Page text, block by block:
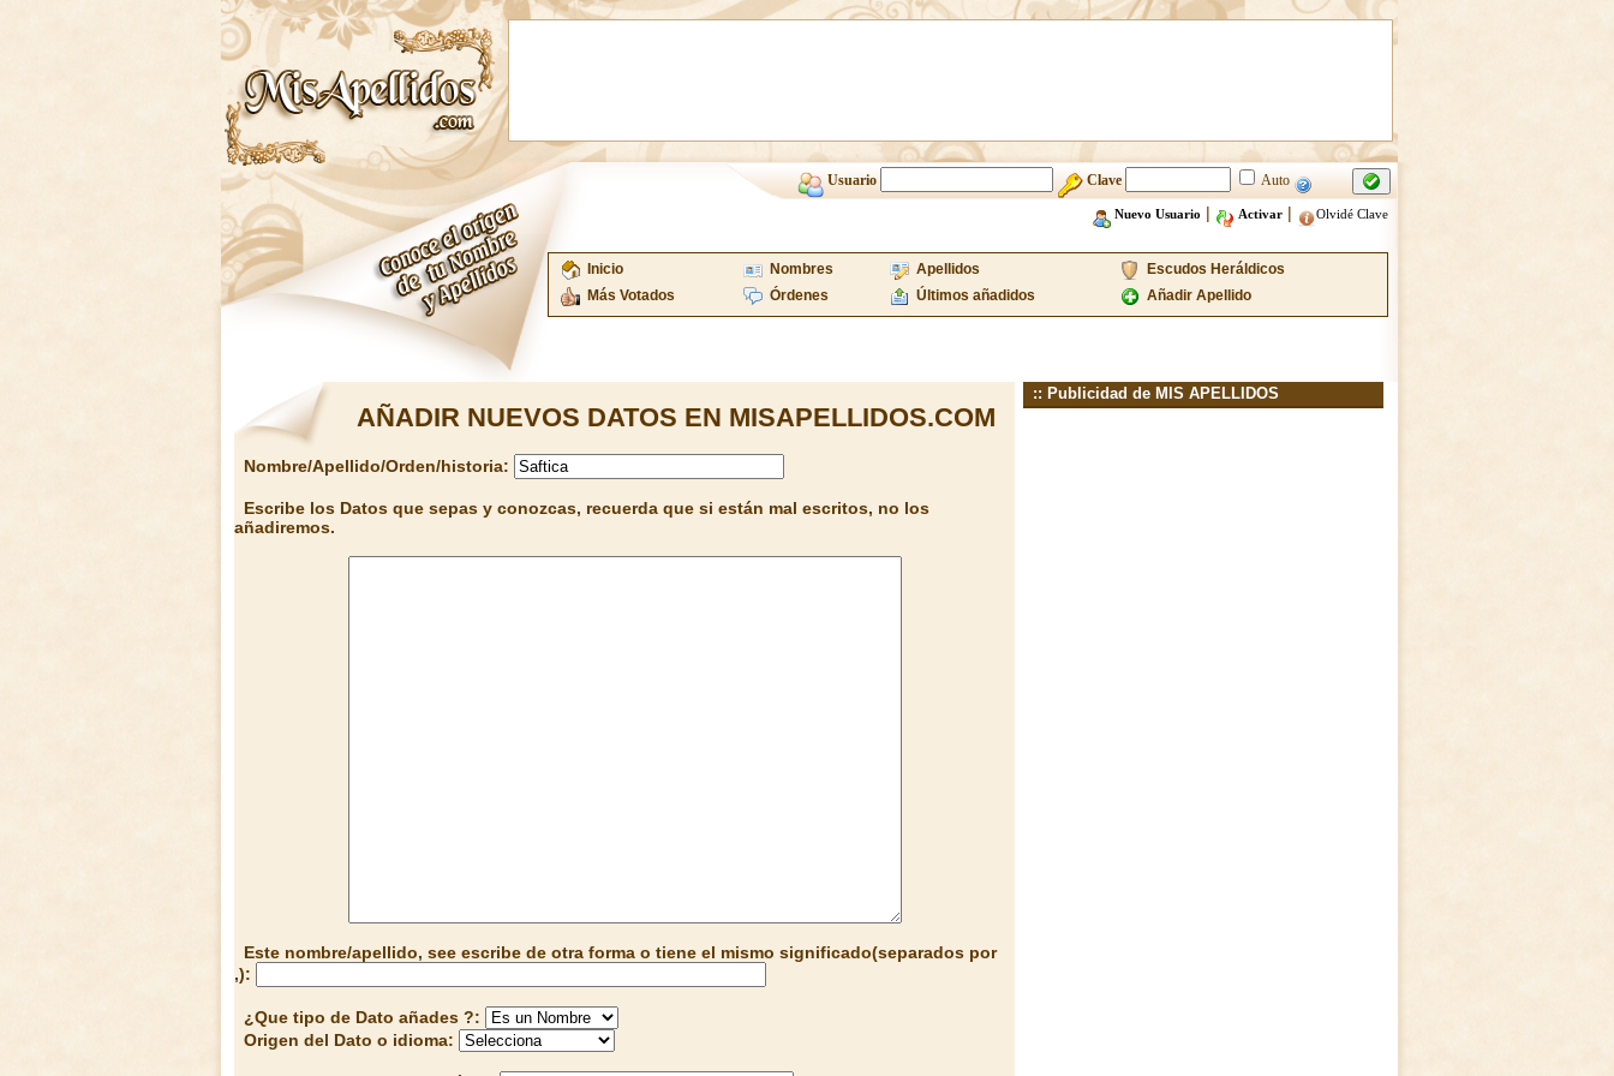
Usuario Clave Auto
Nuevo Usuario | Activar| Olvidé Clave
Inicio Nombres Apellidos
Escudos Heráldicos
Más Votados
Órdenes Últimos añadidos Añadir Apellido
AÑADIR NUEVOS DATOS EN MISAPELLIDOS.COM
Nombre/Apellido/Orden/historia:
Escribe los Datos que sepas y conozcas, recuerda que si están mal escritos, no los
añadiremos.
Este nombre/apellido, see escribe de otra forma o tiene el mismo significado(separados por
,):
¿Que tipo de Dato añades ?:
Origen del Dato o idioma:
:: Publicidad de MIS APELLIDOS